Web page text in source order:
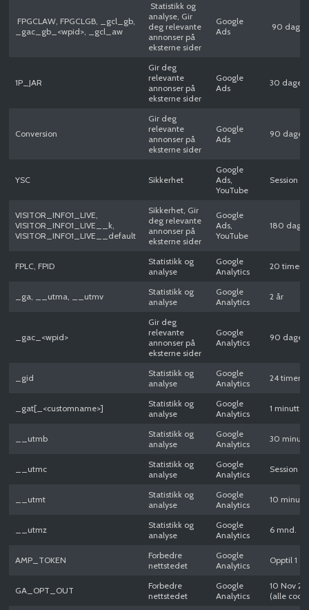
FPGCLAW, FPGCLGB, _gcl_gb,
_gac_gb_<wpid>, _gcl_aw
Statistikk og
analyse, Gir
deg relevante
annonser på
eksterne sider
Google
Ads
90 dager
1P_JAR
Gir deg
relevante
annonser på
eksterne sider
Google
Ads
30 dager
Conversion
Gir deg
relevante
annonser på
eksterne sider
Google
Ads
90 dager
YSC Sikkerhet
Google
Ads,
YouTube
Session
VISITOR_INFO1_LIVE,
VISITOR_INFO1_LIVE__k,
VISITOR_INFO1_LIVE__default
Sikkerhet, Gir
deg relevante
annonser på
eksterne sider
Google
Ads,
YouTube
180 dager
FPLC, FPID
Statistikk og
analyse
Google
Analytics
20 timer
_ga, __utma, __utmv
Statistikk og
analyse
Google
Analytics
2 år
_gac_<wpid>
Gir deg
relevante
annonser på
eksterne sider
Google
Analytics
90 dager
_gid
Statistikk og
analyse
Google
Analytics
24 timer
_gat[_<customname>]
Statistikk og
analyse
Google
Analytics
1 minutt
__utmb
Statistikk og
analyse
Google
Analytics
30
__utmc
Statistikk og
analyse
Google
Analytics
Session
__utmt
Statistikk og
analyse
Google
Analytics
10
__utmz
Statistikk og
analyse
Google
Analytics
6 mnd.
AMP_TOKEN
Forbedre
nettstedet
Google
Analytics
Opptil 1 år
GA_OPT_OUT
Forbedre
nettstedet
Google
Analytics
10 Nov
(alle